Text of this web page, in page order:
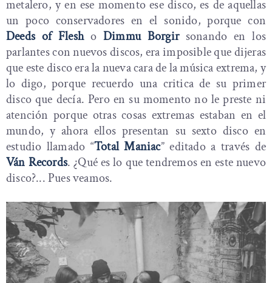
metalero, y en ese momento ese disco, es de aquellas
un poco conservadores en el sonido, porque con
Deeds of Flesho Dimmu Borgirsonando en los
parlantes con nuevos discos, era imposible que dijeras
que este disco era la nueva cara de la música extrema, y
lo digo, porque recuerdo una critica de su primer
disco que decía. Pero en su momento no le preste ni
atención porque otras cosas extremas estaban en el
mundo, y ahora ellos presentan su sexto disco en
estudio llamado “Total Maniac” editado a través de
Ván Records. ¿Qué es lo que tendremos en este nuevo
disco?... Pues veamos.